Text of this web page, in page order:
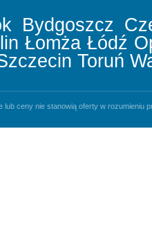
Bydgoszcz
Łomża Łódź
Toruń
lub ceny nie stanowią oferty w rozumieniu